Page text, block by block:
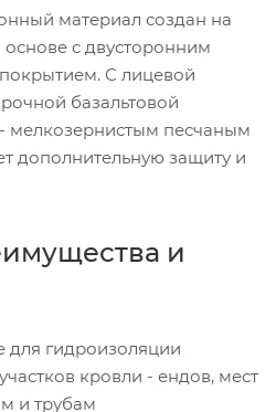
материал создан на
с двусторонним
С лицевой
базальтовой
мелкозернистым песчаным
дополнительную защиту и
и
гидроизоляции
кровли - ендов, мест
и трубам